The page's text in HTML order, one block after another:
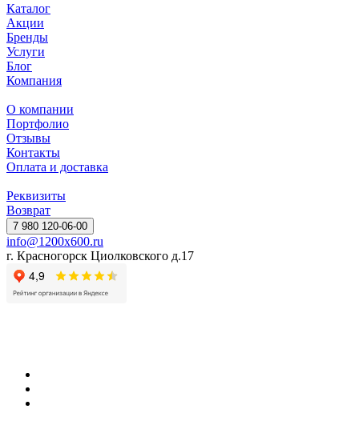
Каталог
Акции
Бренды
Услуги
Блог
Компания
О компании
Портфолио
Отзывы
Контакты
Оплата и доставка
Реквизиты
Возврат
7 980 120-06-00
info@1200x600.ru
г. Красногорск Циолковского д.17